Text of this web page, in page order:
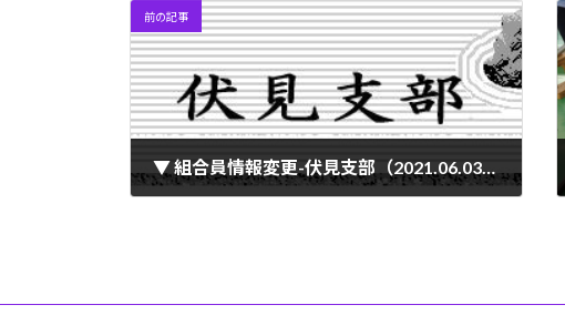
前の記事
▼ 組合員情報変更-伏見支部（2021.06.03）